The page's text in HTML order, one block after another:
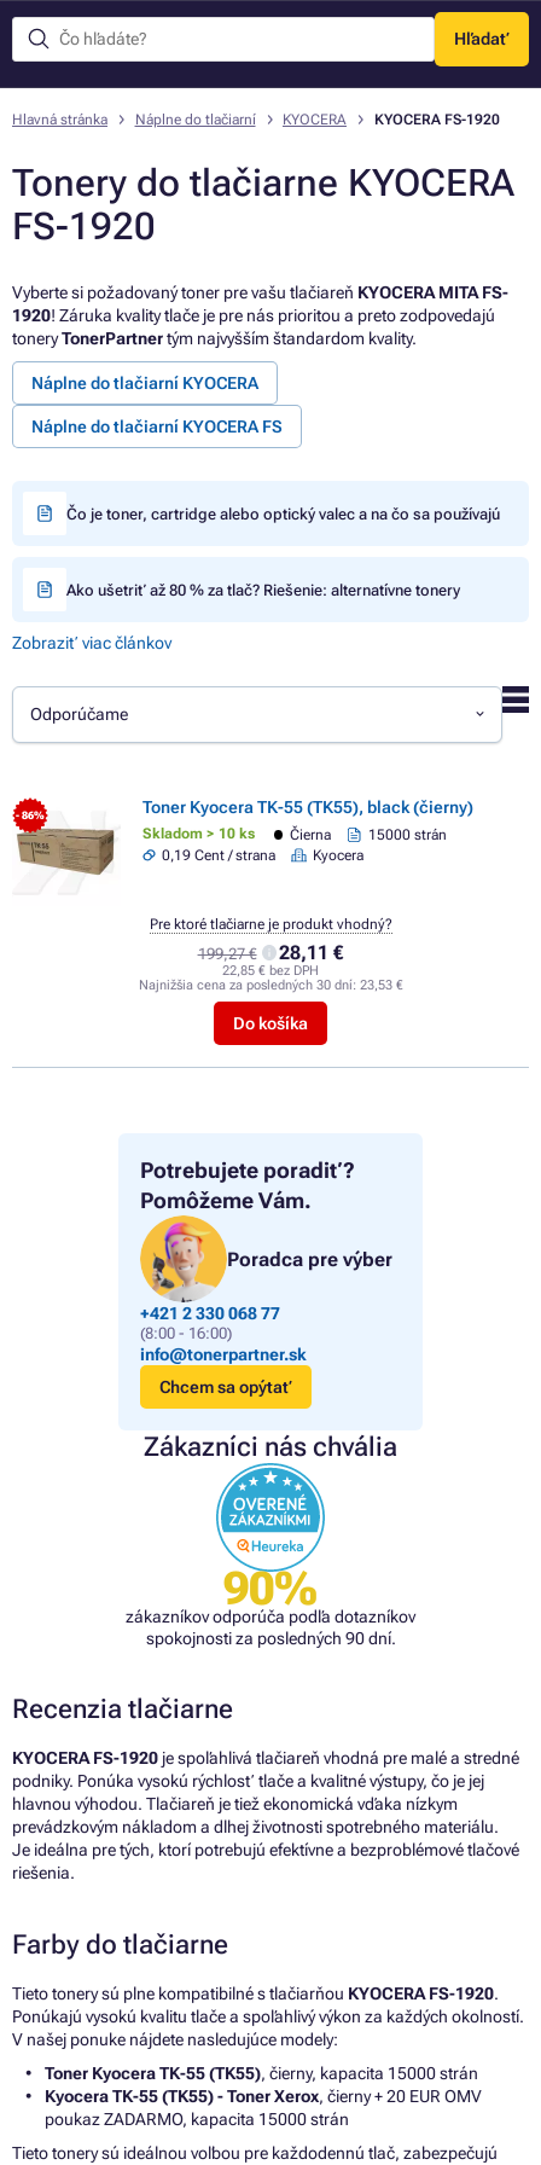
Hľadať
Menu
Potrebujete poradiť?
Pomôžeme Vám.
Poradca pre výber
+421 2 330 068 77
(8:00 - 16:00)
info@tonerpartner.sk
Chcem sa opýtať
Zákazníci nás chvália
90%
zákazníkov odporúča podľa dotazníkov
spokojnosti za posledných 90 dní.
Hlavná stránka Náplne do tlačiarní KYOCERA KYOCERA FS-1920
Tonery do tlačiarne KYOCERA
FS-1920
Vyberte si požadovaný toner pre vašu tlačiareň KYOCERA MITA FS-
1920! Záruka kvality tlače je pre nás prioritou a preto zodpovedajú
toneryTonerPartnertým najvyšším štandardom kvality.
Náplne do tlačiarní KYOCERA
Náplne do tlačiarní KYOCERA FS
Čo je toner, cartridge alebo optický valec a na čo sa používajú
Ako ušetriť až 80 % za tlač? Riešenie: alternatívne tonery
Zobraziť viac článkov
Odporúčame
- 86% Toner Kyocera TK-55 (TK55), black (čierny)
Skladom > 10 ks Čierna
15000 strán
0,19 Cent / strana
Kyocera
199,27 € 28,11 €
22,85 € bez DPH
Najnižšia cena za posledných 30 dní: 23,53 €
Do košíka
Pre ktoré tlačiarne je produkt vhodný?
Recenzia tlačiarne
KYOCERA FS-1920 je spoľahlivá tlačiareň vhodná pre malé a stredné
podniky. Ponúka vysokú rýchlosť tlače a kvalitné výstupy, čo je jej
hlavnou výhodou. Tlačiareň je tiež ekonomická vďaka nízkym
prevádzkovým nákladom a dlhej životnosti spotrebného materiálu.
Je ideálna pre tých, ktorí potrebujú efektívne a bezproblémové tlačové
riešenia.
Farby do tlačiarne
Tieto tonery sú plne kompatibilné s tlačiarňou KYOCERA FS-1920.
Ponúkajú vysokú kvalitu tlače a spoľahlivý výkon za každých okolností.
V našej ponuke nájdete nasledujúce modely:
Toner Kyocera TK-55 (TK55), čierny, kapacita 15000 strán
Kyocera TK-55 (TK55) - Toner Xerox, čierny + 20 EUR OMV
poukaz ZADARMO, kapacita 15000 strán
Tieto tonery sú ideálnou voľbou pre každodennú tlač, zabezpečujú